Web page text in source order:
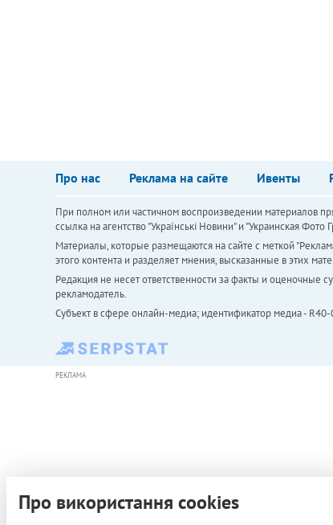
Про нас Реклама на сайте Ивенты
При полном или частичном воспроизведении материалов
ссылка на агентство "Українськi Новини" и "Украинская Фото
Материалы, которые размещаются на сайте с меткой
этого контента и разделяет мнения, высказанные в этих
Редакция не несет ответственности за факты и оценочные
рекламодатель.
Субъект в сфере онлайн-медиа; идентификатор медиа -
РЕКЛАМА
Про використання cookies